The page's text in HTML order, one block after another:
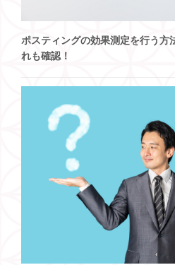
ポスティングの効果測定を行う方
れも確認！